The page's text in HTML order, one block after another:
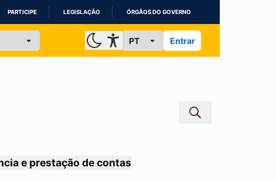
PARTICIPE LEGISLAÇÃO ÓRGÃOS DO GOVERNO
Entrar
e prestação de contas